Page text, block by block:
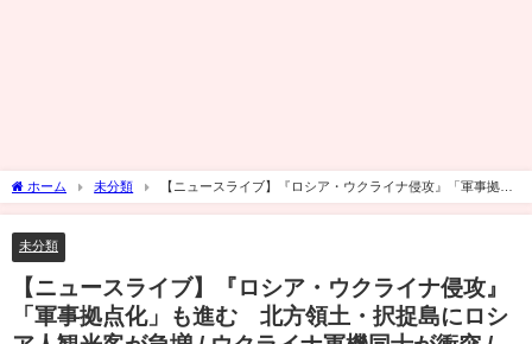
ホーム 未分類
【ニュースライブ】『ロシア・ウクライナ侵攻』「軍事拠点
化」も進む 北方領土・択捉島にロシア人観光客が急増 / ウクライナ軍機同士が衝突 /
未分類
【ニュースライブ】『ロシア・ウクライナ侵攻』
「軍事拠点化」も進む 北方領土・択捉島にロシ